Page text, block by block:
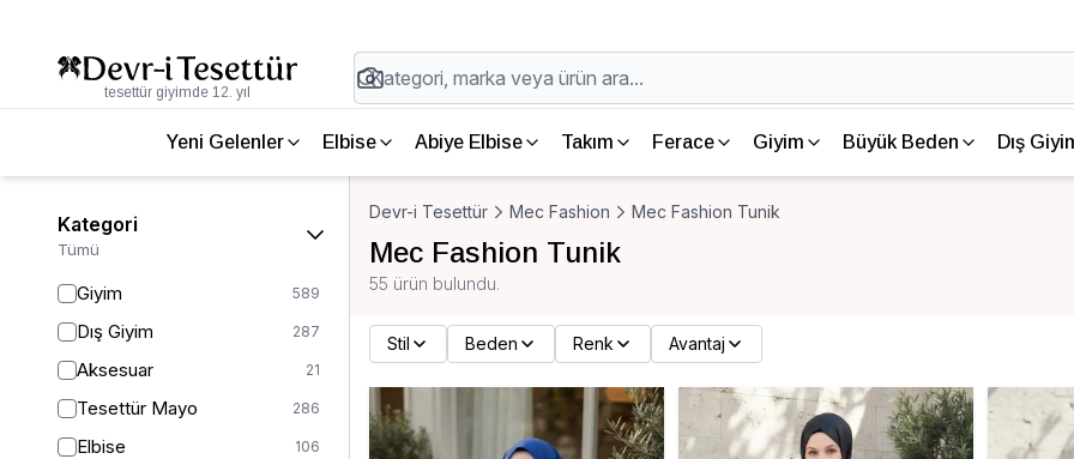
tesettür giyimde 12. yıl
Yeni Gelenler Elbise Abiye Elbise Takım Ferace Giyim Büyük Beden Dış
Kategori
Tümü
Giyim 589
Dış Giyim 287
Aksesuar 21
Tesettür Mayo 286
Elbise 106
Devr-i Tesettür Mec Fashion Mec Fashion Tunik
Mec Fashion Tunik
55 ürün bulundu.
Stil Beden Renk Avantaj